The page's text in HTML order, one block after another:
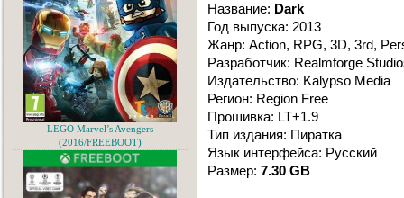
Название: Dark
Год выпуска: 2013
Жанр: Action, RPG, 3D, 3rd,
Разработчик: Realmforge
Издательство: Kalypso Media
Регион: Region Free
Прошивка: LT+1.9
Тип издания: Пиратка
Язык интерфейса: Русский
Размер: 7.30 GB
LEGO Marvel’s Avengers
(2016/FREEBOOT)